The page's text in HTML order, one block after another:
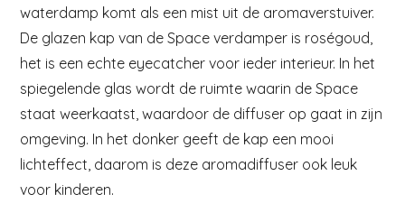
waterdamp komt als een mist uit de aromaverstuiver.
De glazen kap van de Space verdamper is roségoud,
het is een echte eyecatcher voor ieder interieur. In het
spiegelende glas wordt de ruimte waarin de Space
staat weerkaatst, waardoor de diffuser op gaat in zijn
omgeving. In het donker geeft de kap een mooi
lichteffect, daarom is deze aromadiffuser ook leuk
voor kinderen.